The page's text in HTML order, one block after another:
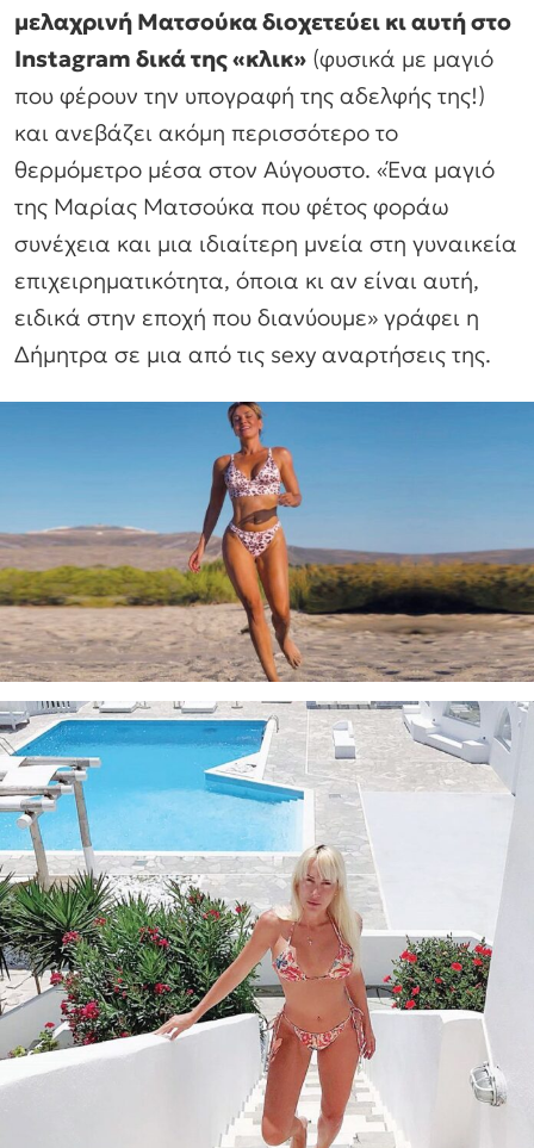
μελαχρινή Ματσούκα διοχετεύει κι αυτή στο
Instagram δικά της «κλικ» (φυσικά με μαγιό
που φέρουν την υπογραφή της αδελφής της!)
και ανεβάζει ακόμη περισσότερο το
θερμόμετρο μέσα στον Αύγουστο. «Ένα μαγιό
της Μαρίας Ματσούκα που φέτος φοράω
συνέχεια και μια ιδιαίτερη μνεία στη γυναικεία
επιχειρηματικότητα, όποια κι αν είναι αυτή,
ειδικά στην εποχή που διανύουμε» γράφει η
Δήμητρα σε μια από τις sexy αναρτήσεις της.